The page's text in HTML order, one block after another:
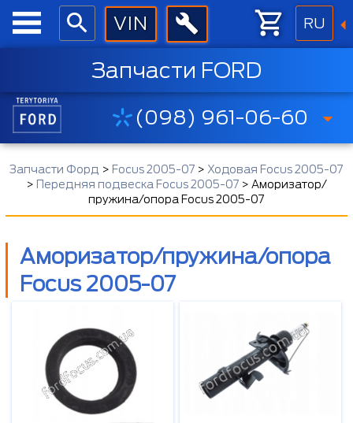
RU
Запчасти FORD
(098) 961-06-60
Запчасти Форд > Focus 2005-07 > Ходовая Focus 2005-07
> Передняя подвеска Focus 2005-07> Аморизатор/
пружина/опора Focus 2005-07
Аморизатор/пружина/опора
Focus 2005-07